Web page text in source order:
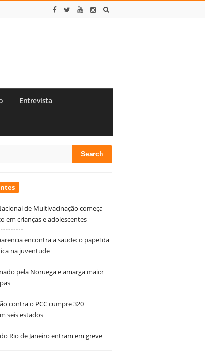
Entrevista
de Multivacinação começa
em crianças e adolescentes
encontra a saúde: o papel da
na juventude
pela Noruega e amarga maior
contra o PCC cumpre 320
seis estados
Rio de Janeiro entram em greve